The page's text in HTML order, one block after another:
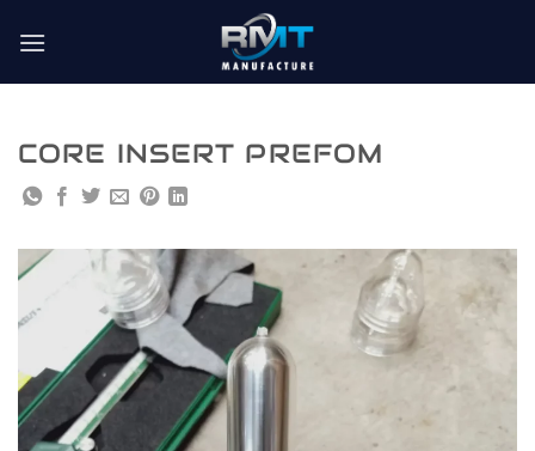
CORE INSERT PREFOM